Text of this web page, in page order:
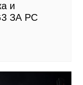
и
ЗА PC